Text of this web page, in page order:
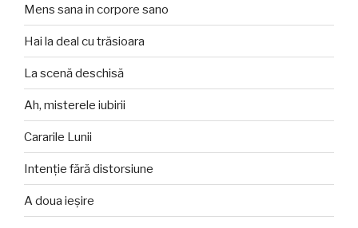
Mens sana in corpore sano
Hai la deal cu trăsioara
La scenă deschisă
Ah, misterele iubirii
Cararile Lunii
Intenție fără distorsiune
A doua ieșire